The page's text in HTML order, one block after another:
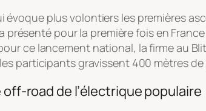
plus volontiers les premières
présenté pour la première fois en
ce lancement national, la firme au
participants gravissent 400 mètres
off-road de l’électrique populaire